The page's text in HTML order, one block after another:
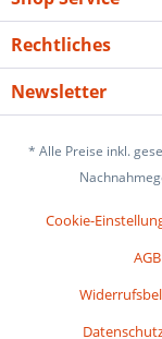
Rechtliches
Newsletter
* Alle Preise inkl.
Cookie-